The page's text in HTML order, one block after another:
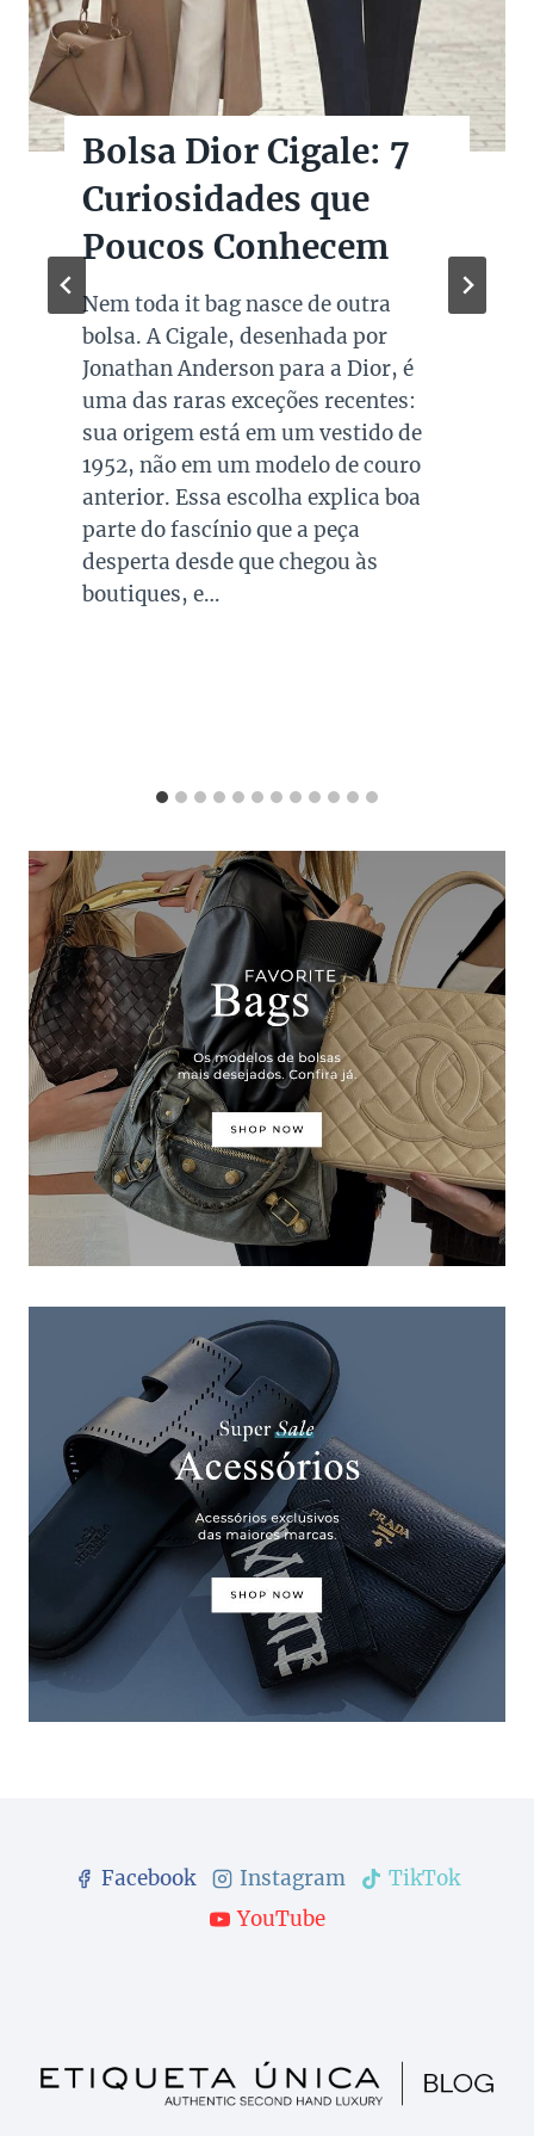
Bolsas Pretas de
Marcas de Luxo na
Super Sale dos Pais
Quando falamos de cores de bolsas,
os modelos em preto são os mais
queridos e tradicionais, estando
presente no guarda roupa de quase
todas as mulheres. Esta é uma cor
versátil, clássica e atemporal e
investir em peças neste tom garante
combinações para quase todo look
que usamos, sejam eles para
ocasiões casuais ou mais…
Facebook Instagram
TikTok
YouTube